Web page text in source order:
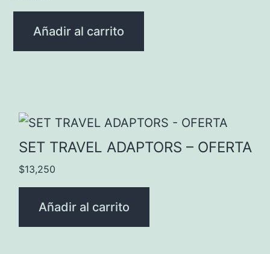
Añadir al carrito
SET TRAVEL ADAPTORS – OFERTA
$13,250
Añadir al carrito